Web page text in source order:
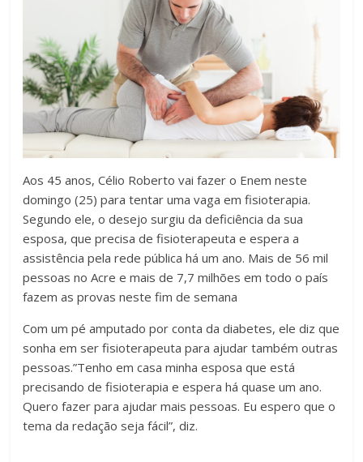
Aos 45 anos, Célio Roberto vai fazer o Enem neste
domingo (25) para tentar uma vaga em fisioterapia.
Segundo ele, o desejo surgiu da deficiência da sua
esposa, que precisa de fisioterapeuta e espera a
assistência pela rede pública há um ano. Mais de 56 mil
pessoas no Acre e mais de 7,7 milhões em todo o país
fazem as provas neste fim de semana
Com um pé amputado por conta da diabetes, ele diz que
sonha em ser fisioterapeuta para ajudar também outras
pessoas.”Tenho em casa minha esposa que está
precisando de fisioterapia e espera há quase um ano.
Quero fazer para ajudar mais pessoas. Eu espero que o
tema da redação seja fácil”, diz.